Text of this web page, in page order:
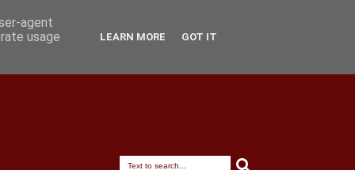
agent
usage
LEARN MORE GOT IT